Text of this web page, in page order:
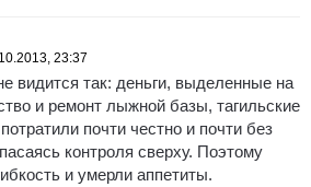
23:37
видится так: деньги, выделенные на
и ремонт лыжной базы, тагильские
почти честно и почти без
контроля сверху. Поэтому
и умерли аппетиты.